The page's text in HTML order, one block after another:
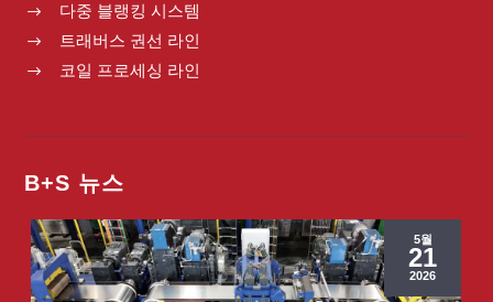
$ 다중 블랭킹 시스템
$ 트래버스 권선 라인
$ 코일 프로세싱 라인
B+S 뉴스
5월
21
2026